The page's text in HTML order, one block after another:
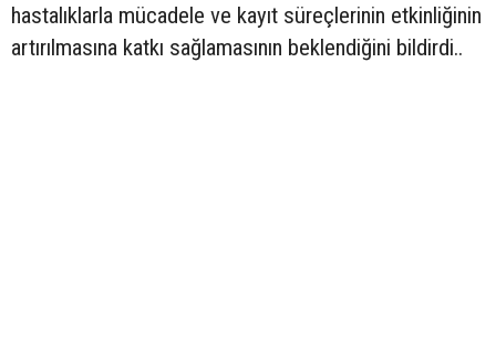
hastalıklarla mücadele ve kayıt süreçlerinin etkinliğinin
artırılmasına katkı sağlamasının beklendiğini bildirdi..